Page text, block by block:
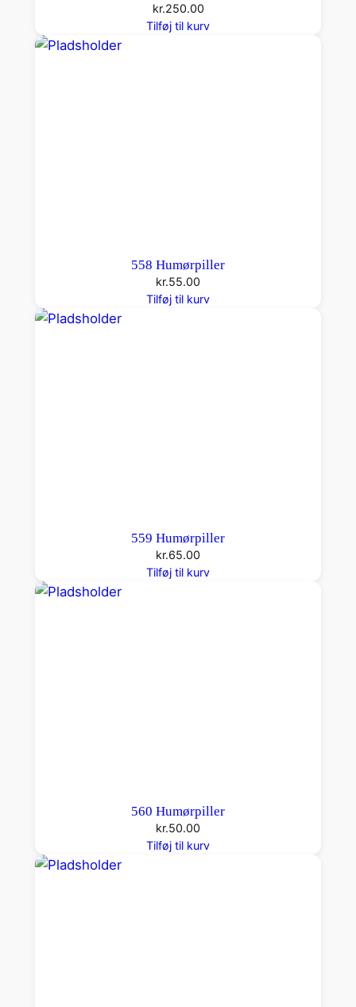
kr.250.00
Tilføj til kurv
558 Humørpiller
kr.55.00
Tilføj til kurv
559 Humørpiller
kr.65.00
Tilføj til kurv
560 Humørpiller
kr.50.00
Tilføj til kurv